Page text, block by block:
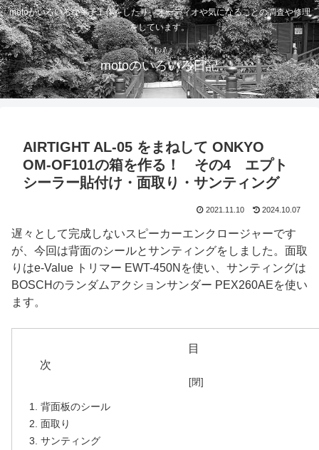
motoがいろいろな電子工作をしたり、オーディオや気になることの調査や修理
をしています。
motoのいろいろ日記
AIRTIGHT AL-05 をまねして ONKYO
OM-OF101の箱を作る！ その4 エプト
シーラー貼付け・面取り・サンティング
2021.11.10 2024.10.07
遅々として完成しないスピーカーエンクロージャーです
が、今回は背面のシールとサンティングをしました。面取
りはe-Value トリマー EWT-450Nを使い、サンティングは
BOSCHのランダムアクションサンダー PEX260AEを使い
ます。
目
背面板のシール
面取り
サンティング